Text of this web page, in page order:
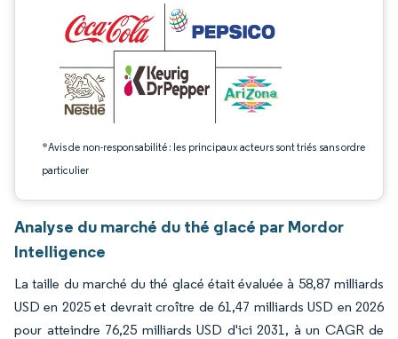
*Avis de non-responsabilité : les principaux acteurs sont triés sans ordre
particulier
Analyse du marché du thé glacé par Mordor
Intelligence
La taille du marché du thé glacé était évaluée à 58,87 milliards
USD en 2025 et devrait croître de 61,47 milliards USD en 2026
pour atteindre 76,25 milliards USD d'ici 2031, à un CAGR de